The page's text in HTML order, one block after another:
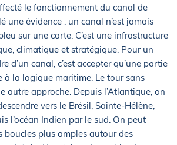
le fonctionnement du canal de
une évidence : un canal n’est jamais
sur une carte. C’est une infrastructure
climatique et stratégique. Pour un
d’un canal, c’est accepter qu’une partie
à la logique maritime. Le tour sans
autre approche. Depuis l’Atlantique, on
vers le Brésil, Sainte-Hélène,
l’océan Indien par le sud. On peut
boucles plus amples autour des